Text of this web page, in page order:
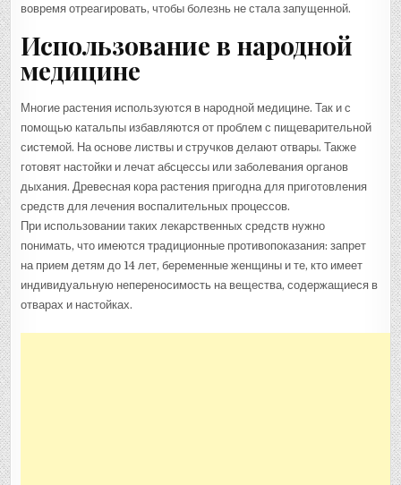
вовремя отреагировать, чтобы болезнь не стала запущенной.
Использование в народной
медицине
Многие растения используются в народной медицине. Так и с
помощью катальпы избавляются от проблем с пищеварительной
системой. На основе листвы и стручков делают отвары. Также
готовят настойки и лечат абсцессы или заболевания органов
дыхания. Древесная кора растения пригодна для приготовления
средств для лечения воспалительных процессов.
При использовании таких лекарственных средств нужно
понимать, что имеются традиционные противопоказания: запрет
на прием детям до 14 лет, беременные женщины и те, кто имеет
индивидуальную непереносимость на вещества, содержащиеся в
отварах и настойках.